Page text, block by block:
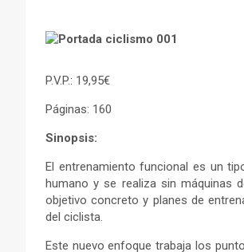
P.V.P.: 19,95€
Páginas: 160
Sinopsis:
El entrenamiento funcional es un
humano y se realiza sin máquinas
objetivo concreto y planes de
del ciclista.
Este nuevo enfoque trabaja los